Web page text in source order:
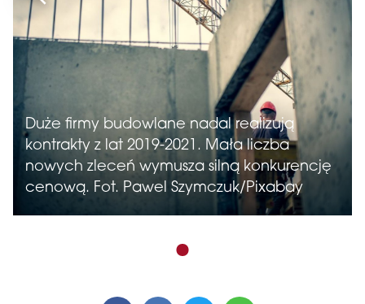
Duże firmy budowlane nadal realizują
kontrakty z lat 2019-2021. Mała liczba
nowych zleceń wymusza silną konkurencję
cenową. Fot. Pawel Szymczuk/Pixabay